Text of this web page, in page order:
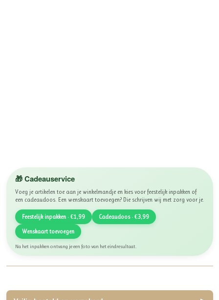
🎁 Cadeauservice
Voeg je artikelen toe aan je winkelmandje en kies voor feestelijk inpakken of
een cadeaudoos. Een wenskaart toevoegen? Die schrijven wij met zorg voor je.
Feestelijk inpakken · €1,99 Cadeaudoos · €3,99
Wenskaart toevoegen
Na het inpakken ontvang je een foto van het eindresultaat.